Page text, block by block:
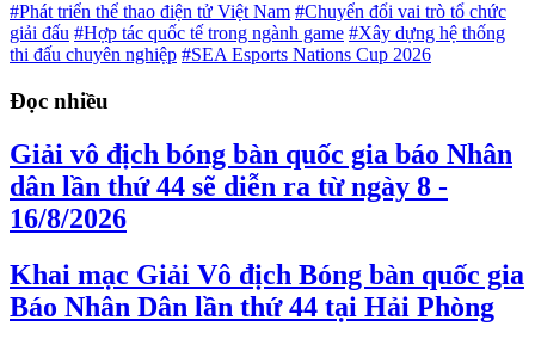
#Phát triển thể thao điện tử Việt Nam #Chuyển đổi vai trò tổ chức
giải đấu #Hợp tác quốc tế trong ngành game #Xây dựng hệ thống
thi đấu chuyên nghiệp #SEA Esports Nations Cup 2026
Đọc nhiều
Giải vô địch bóng bàn quốc gia báo Nhân
dân lần thứ 44 sẽ diễn ra từ ngày 8 -
16/8/2026
Khai mạc Giải Vô địch Bóng bàn quốc gia
Báo Nhân Dân lần thứ 44 tại Hải Phòng